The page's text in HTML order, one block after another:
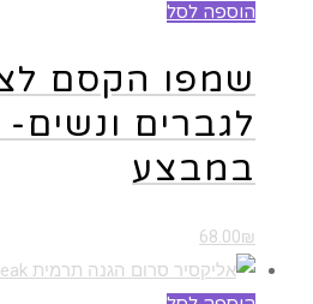
הוספה לסל
שמפו הקסם
לגברים
במבצע
68.00₪